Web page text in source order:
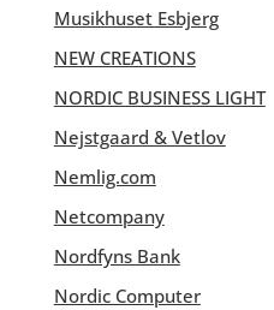
Musikhuset Esbjerg
NEW CREATIONS
NORDIC BUSINESS LIGHT
Nejstgaard & Vetlov
Nemlig.com
Netcompany
Nordfyns Bank
Nordic Computer